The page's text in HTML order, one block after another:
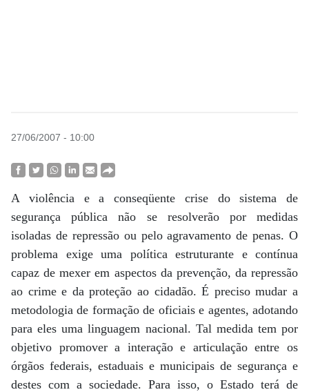
27/06/2007 - 10:00
A violência e a conseqüente crise do sistema de
segurança pública não se resolverão por medidas
isoladas de repressão ou pelo agravamento de penas. O
problema exige uma política estruturante e contínua
capaz de mexer em aspectos da prevenção, da repressão
ao crime e da proteção ao cidadão. É preciso mudar a
metodologia de formação de oficiais e agentes, adotando
para eles uma linguagem nacional. Tal medida tem por
objetivo promover a interação e articulação entre os
órgãos federais, estaduais e municipais de segurança e
destes com a sociedade. Para isso, o Estado terá de